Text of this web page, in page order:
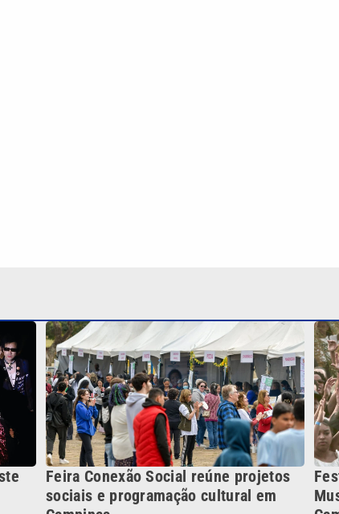
após a publicidade
Variedades
NOS SIGA NAS REDES